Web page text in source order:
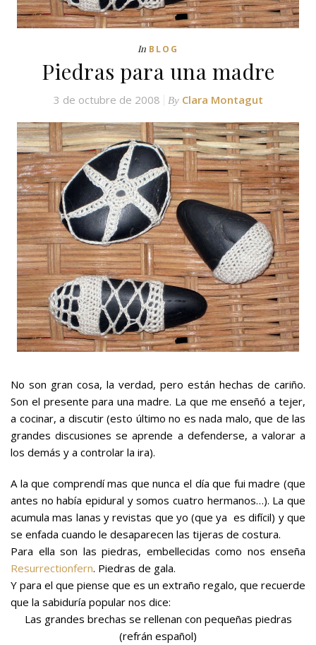
In BLOG
Piedras para una madre
3 de octubre de 2008 By Clara Montagut
No son gran cosa, la verdad, pero están hechas de cariño.
Son el presente para una madre. La que me enseñó a tejer,
a cocinar, a discutir (esto último no es nada malo, que de las
grandes discusiones se aprende a defenderse, a valorar a
los demás y a controlar la ira).
A la que comprendí mas que nunca el día que fui madre (que
antes no había epidural y somos cuatro hermanos…). La que
acumula mas lanas y revistas que yo (que ya es difícil) y que
se enfada cuando le desaparecen las tijeras de costura.
Para ella son las piedras, embellecidas como nos enseña
Resurrectionfern. Piedras de gala.
Y para el que piense que es un extraño regalo, que recuerde
que la sabiduría popular nos dice:
Las grandes brechas se rellenan con pequeñas piedras
(refrán español)